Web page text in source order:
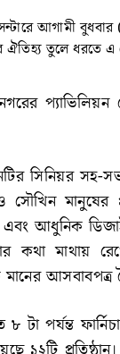
আগামী বুধবার
ঐতিহ্য তুলে
সিনিয়র সহ-
মানুষের
আধুনিক
কথা
মানের
টা পর্যন্ত